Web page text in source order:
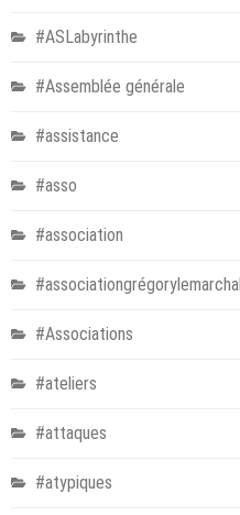
#ASLabyrinthe
#Assemblée générale
#assistance
#asso
#association
#associationgrégorylemarchal
#Associations
#ateliers
#attaques
#atypiques